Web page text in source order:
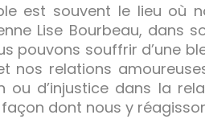
est souvent le lieu où
Lise Bourbeau, dans
pouvons souffrir d’une
nos relations
ou d’injustice dans la
façon dont nous y